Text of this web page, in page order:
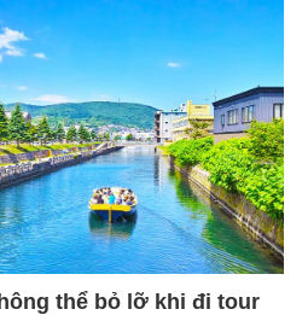
thể bỏ lỡ khi đi tour